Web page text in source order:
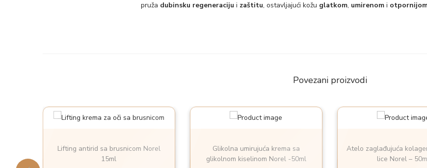
pruža dubinsku regeneraciju i zaštitu, ostavljajući kožu glatkom, umirenom i
Povezani proizvodi
Lifting antirid sa brusnicom Norel
15ml
Glikolna umirujuća krema sa
glikolnom kiselinom Norel -50ml
Atelo zaglađujuća
lice Norel –